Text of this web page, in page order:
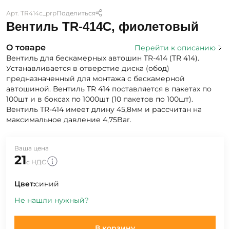
Арт. TR414c_prpПоделиться
Вентиль TR-414C, фиолетовый
О товаре
Перейти к описанию
Вентиль для бескамерных автошин TR-414 (TR 414).
Устанавливается в отверстие диска (обод)
предназначенный для монтажа с бескамерной
автошиной. Вентиль TR 414 поставляется в пакетах по
100шт и в боксах по 1000шт (10 пакетов по 100шт).
Вентиль TR-414 имеет длину 45,8мм и рассчитан на
максимальное давление 4,75Bar.
Ваша цена
21с НДС
Цвет:синий
Не нашли нужный?